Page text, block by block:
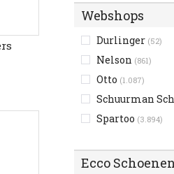
Bunker (10)
Burberry (28)
C1rca (15)
Cacharel (3)
Camel Active
Camper (3.821)
Catimini
Webshops
Durlinger (52)
Nelson (861)
Otto (1.087)
Schuurman
Spartoo (3.894)
Ecco